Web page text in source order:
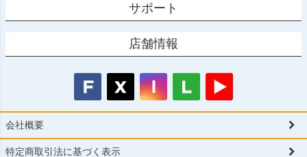
サポート
店舗情報
会社概要
特定商取引法に基づく表示